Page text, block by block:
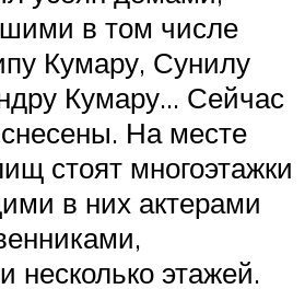
в том числе
Кумару, Сунилу
Кумару… Сейчас
На месте
стоят многоэтажки
в них актерами
этажей.